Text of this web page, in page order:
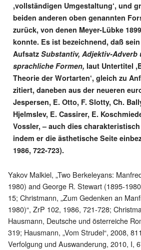
,vollständigen Umgestaltung‘, und
beiden anderen oben genannten
zurück, von denen Meyer-Lübke
konnte. Es ist bezeichnend, daß
Aufsatz Substantiv, Adjektiv-Adverb
sprachliche Formen, laut Untertitel
Theorie der Wortarten‘, gleich zu
zitiert, daneben aus der neueren
Jespersen, E. Otto, F. Slotty, Ch.
Hjelmslev, E. Cassirer, E.
Vossler, – auch dies
indem er die ästhetische Seite
1986, 722-723).
Yakov Malkiel, „Two Berkeleyans:
1980) and George R. Stewart (1895-
15; Christmann, „Zum Gedenken an
1980)“, ZrP 102, 1986, 721-728;
Hausmann, Deutsche und österreiche
319; Hausmann, „Vom Strudel“, 2008,
Verfolgung und Auswanderung, 2010, I,